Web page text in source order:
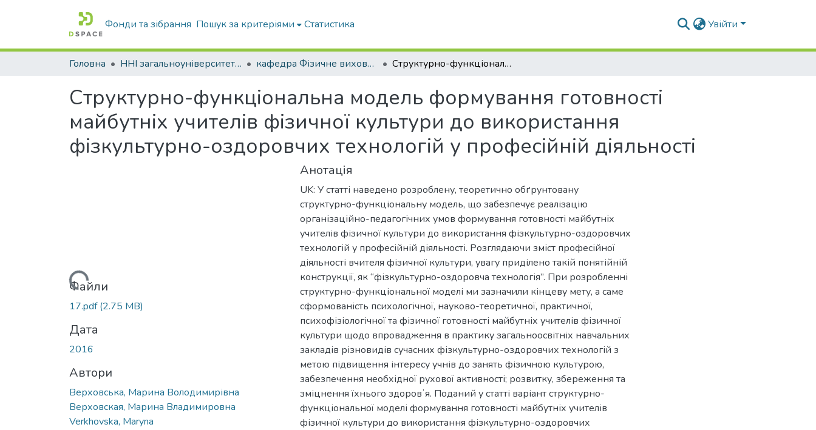
Фонди та зібрання Пошук за критеріями Статистика Увійти
Головна ННІ загальноуніверситетської підготовки кафедра Фізичне виховання і спорт Структурно-функціональна модель формування готовності майбутніх учителів фізичної культури до використання фізкультурно-оздоровчих технологій у професійній діяльності
Структурно-функціональна модель формування готовності
майбутніх учителів фізичної культури до використання
фізкультурно-оздоровчих технологій у професійній діяльності
Вантажиться...
Файли
17.pdf(2.75 MB)
Дата
2016
Автори
Верховська, Марина Володимирівна
Верховская, Марина Владимировна
Verkhovska, Maryna
Анотація
UK: У статті наведено розроблену, теоретично обґрунтовану
структурно-функціональну модель, що забезпечує реалізацію
організаційно-педагогічних умов формування готовності майбутніх
учителів фізичної культури до використання фізкультурно-оздоровчих
технологій у професійній діяльності. Розглядаючи зміст професійної
діяльності вчителя фізичної культури, увагу приділено такій понятійній
конструкції, як “фізкультурно-оздоровча технологія”. При розробленні
структурно-функціональної моделі ми зазначили кінцеву мету, а саме
сформованість психологічної, науково-теоретичної, практичної,
психофізіологічної та фізичної готовності майбутніх учителів фізичної
культури щодо впровадження в практику загальноосвітніх навчальних
закладів різновидів сучасних фізкультурно-оздоровчих технологій з
метою підвищення інтересу учнів до занять фізичною культурою,
забезпечення необхідної рухової активності; розвитку, збереження та
зміцнення їхнього здоровʼя. Поданий у статті варіант структурно-
функціональної моделі формування готовності майбутніх учителів
фізичної культури до використання фізкультурно-оздоровчих